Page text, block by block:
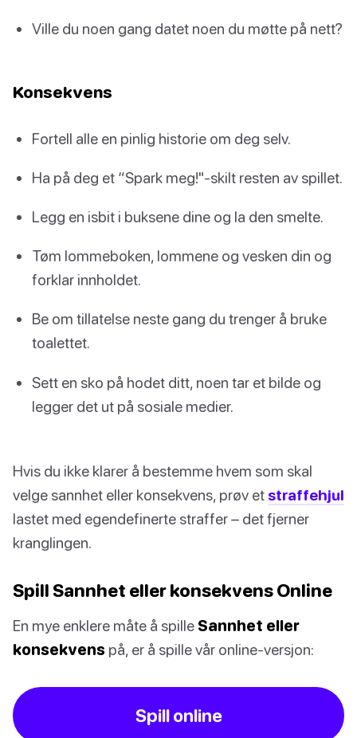
Ville du noen gang datet noen du møtte på nett?
Konsekvens
Fortell alle en pinlig historie om deg selv.
Ha på deg et “Spark meg!"-skilt resten av spillet.
Legg en isbit i buksene dine og la den smelte.
Tøm lommeboken, lommene og vesken din og
forklar innholdet.
Be om tillatelse neste gang du trenger å bruke
toalettet.
Sett en sko på hodet ditt, noen tar et bilde og
legger det ut på sosiale medier.
Hvis du ikke klarer å bestemme hvem som skal
velge sannhet eller konsekvens, prøv et straffehjul
lastet med egendefinerte straffer – det fjerner
kranglingen.
Spill Sannhet eller konsekvens Online
En mye enklere måte å spille Sannhet eller
konsekvens på, er å spille vår online-versjon:
Spill online